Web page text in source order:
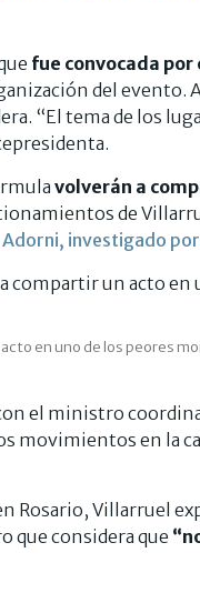
fue convocada por
del evento.
“El tema de los
volverán a
de
Adorni, investigado
en uno de los peores
el ministro
movimientos en la
Rosario, Villarruel
que considera que